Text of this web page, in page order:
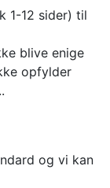
1-12 sider) til
blive enige
opfylder
og vi kan